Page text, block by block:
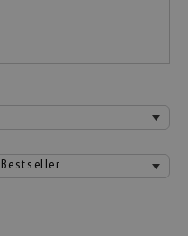
Bestseller